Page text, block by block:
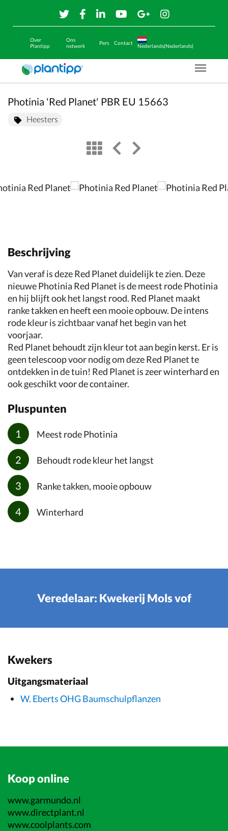
Over
Plantipp
Ons
netwerk
Pers Contact
Nederlands(Nederlands)
Menu
Photinia 'Red Planet' PBR EU 15663
Heesters
viewleft arrow
right arrow
Beschrijving
Van veraf is deze Red Planet duidelijk te zien. Deze
nieuwe Photinia Red Planet is de meest rode Photinia
en hij blijft ook het langst rood. Red Planet maakt
ranke takken en heeft een mooie opbouw. De intens
rode kleur is zichtbaar vanaf het begin van het
voorjaar.
Red Planet behoudt zijn kleur tot aan begin kerst. Er is
geen telescoop voor nodig om deze Red Planet te
ontdekken in de tuin! Red Planet is zeer winterhard en
ook geschikt voor de container.
Pluspunten
Meest rode Photinia
Behoudt rode kleur het langst
Ranke takken, mooie opbouw
Winterhard
Veredelaar: Kwekerij Mols vof
Kwekers
Uitgangsmateriaal
W. Eberts OHG Baumschulpflanzen
Koop online
www.garmundo.nl
www.directplant.nl
www.coolplants.com